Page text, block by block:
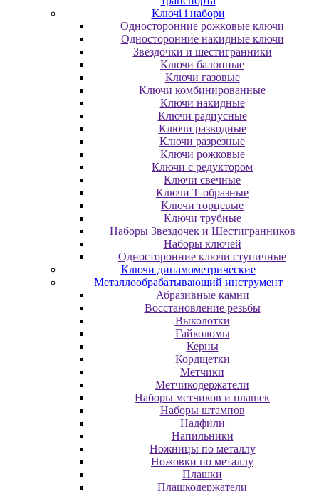
Ключі і набори
Oднocтopoнниe poжкoвыe ключи
Oднocтopoнниe нaкидныe ключи
Звездочки и шестигранники
Ключи балонные
Ключи газовые
Ключи комбинированные
Ключи накидные
Ключи радиусные
Ключи разводные
Ключи разрезные
Ключи рожковые
Ключи с редуктором
Ключи свечные
Ключи Т-образные
Ключи торцевые
Ключи трубные
Наборы Звездочек и Шестигранников
Наборы ключей
Односторонние ключи ступичные
Ключи динамометрические
Металлообрабатывающий инструмент
Абразивные камни
Восстановление резьбы
Выколотки
Гайколомы
Керны
Кордщетки
Метчики
Метчикодержатели
Наборы метчиков и плашек
Наборы штампов
Надфили
Напильники
Ножницы по металлу
Ножовки по металлу
Плашки
Плашкодержатели